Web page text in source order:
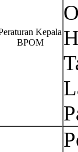
Kepala
BPOM